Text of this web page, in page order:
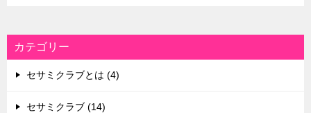
カテゴリー
セサミクラブとは (4)
セサミクラブ (14)